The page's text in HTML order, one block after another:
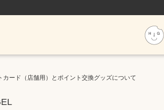
カード（店舗用）とポイント交換グッズについて